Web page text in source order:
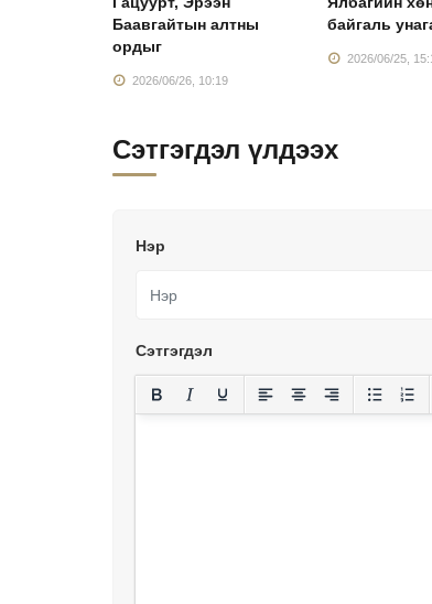
Баавгайтын алтны
ордыг
2026/06/26, 10:19
байгаль
2026/06/25,
Сэтгэгдэл үлдээх
Нэр
Сэтгэгдэл